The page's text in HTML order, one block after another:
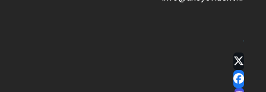
Twitter
(deprecated)
Facebook